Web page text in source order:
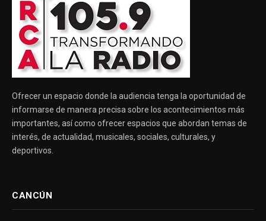
Ofrecer un espacio donde la audiencia tenga la oportunidad de
informarse de manera precisa sobre los acontecimientos más
importantes, así como ofrecer espacios que abordan temas de
interés, de actualidad, musicales, sociales, culturales, y
deportivos.
CANCÚN